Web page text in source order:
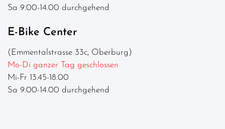
Sa 9.00-14.00 durchgehend
E-Bike Center
(Emmentalstrasse 33c, Oberburg)
Mo-Di ganzer Tag geschlossen
Mi-Fr 13.45-18.00
Sa 9.00-14.00 durchgehend